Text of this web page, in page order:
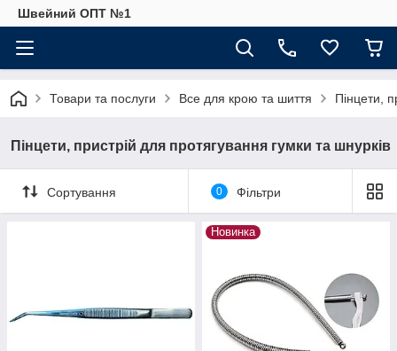
Швейний ОПТ №1
Товари та послуги Все для крою та шиття Пінцети,
Пінцети, пристрій для протягування гумки та шнурків
Сортування 0 Фільтри
Новинка